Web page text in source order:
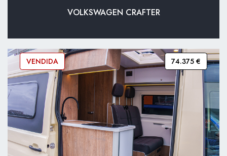
VOLKSWAGEN CRAFTER
VENDIDA 74.375 €